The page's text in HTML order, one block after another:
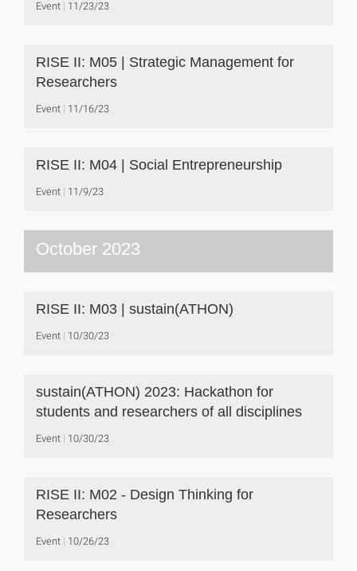
Event 11/23/23
RISE II: M05 | Strategic Management for
Researchers
Event 11/16/23
RISE II: M04 | Social Entrepreneurship
Event 11/9/23
October 2023
RISE II: M03 | sustain(ATHON)
Event 10/30/23
sustain(ATHON) 2023: Hackathon for
students and researchers of all disciplines
Event 10/30/23
RISE II: M02 - Design Thinking for
Researchers
Event 10/26/23